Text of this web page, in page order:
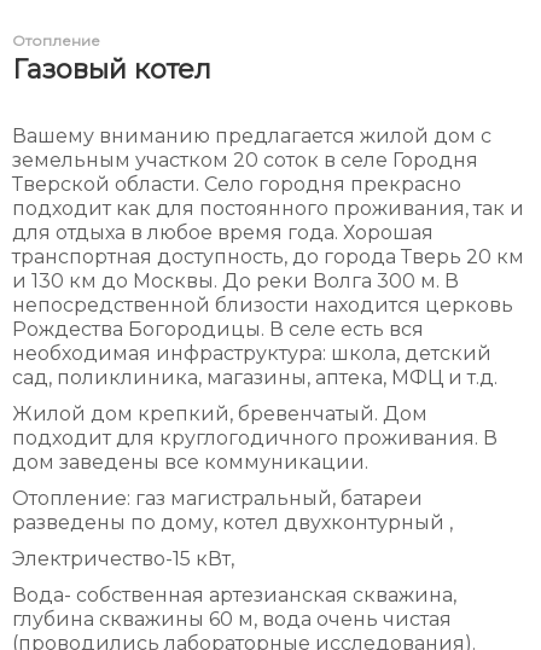
Отопление
Газовый котел
Вашему вниманию предлагается жилой дом с
земельным участком 20 соток в селе Городня
Тверской области. Село городня прекрасно
подходит как для постоянного проживания, так и
для отдыха в любое время года. Хорошая
транспортная доступность, до города Тверь 20 км
и 130 км до Москвы. До реки Волга 300 м. В
непосредственной близости находится церковь
Рождества Богородицы. В селе есть вся
необходимая инфраструктура: школа, детский
сад, поликлиника, магазины, аптека, МФЦ и т.д.
Жилой дом крепкий, бревенчатый. Дом
подходит для круглогодичного проживания. В
дом заведены все коммуникации.
Отопление: газ магистральный, батареи
разведены по дому, котел двухконтурный ,
Электричество-15 кВт,
Вода- собственная артезианская скважина,
глубина скважины 60 м, вода очень чистая
(проводились лабораторные исследования).